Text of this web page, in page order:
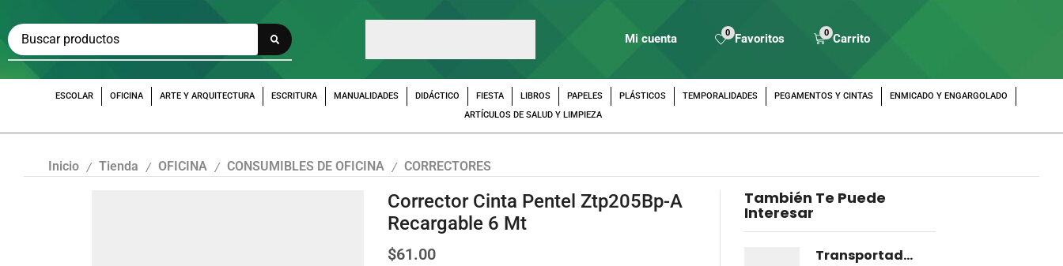
Mi cuenta 0 Favoritos 0 Carrito
ESCOLAR OFICINA ARTE Y ARQUITECTURA ESCRITURA MANUALIDADES DIDÁCTICO FIESTA LIBROS PAPELES PLÁSTICOS TEMPORALIDADES PEGAMENTOS Y CINTAS
ENMICADO Y ENGARGOLADO
ARTÍCULOS DE SALUD Y LIMPIEZA
Inicio / Tienda / OFICINA / CONSUMIBLES DE OFICINA / CORRECTORES
Corrector Cinta Pentel Ztp205Bp-A
Recargable 6 Mt
$61.00
También Te Puede
Interesar
Transportador Escolar Jumbo Plastico 360 Grados